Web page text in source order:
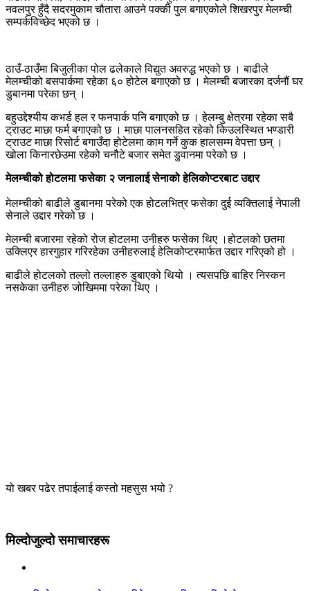
नवलपुर हुँदै सदरमुकाम चौतारा आउने पक्की पुल बगाएकोले शिखरपुर मेलम्ची
सम्पर्कविच्छेद भएको छ ।
ठाउँ-ठाउँमा बिजुलीका पोल ढलेकाले विद्युत अवरुद्ध भएको छ । बाढीले
मेलम्चीको बसपार्कमा रहेका ६० होटेल बगाएको छ । मेलम्ची बजारका दर्जनौं घर
डुबानमा परेका छन् ।
बहुउद्देश्यीय कभर्ड हल र फनपार्क पनि बगाएको छ । हेलम्बु क्षेत्रमा रहेका सबै
ट्राउट माछा फर्म बगाएको छ । माछा पालनसहित रहेको किउलस्थित भण्डारी
ट्राउट माछा रिसोर्ट बगाउँदा होटेलमा काम गर्ने कुक हालसम्म वेपत्ता छन् ।
खोला किनारछेउमा रहेको चनौटे बजार समेत डुवानमा परेको छ ।
मेलम्चीको होटलमा फसेका २ जनालाई सेनाको हेलिकोप्टरबाट उद्दार
मेलम्चीको बाढीले डुबानमा परेको एक होटलभित्र फसेका दुई व्यक्तिलाई नेपाली
सेनाले उद्दार गरेको छ ।
मेलम्ची बजारमा रहेको रोज होटलमा उनीहरु फसेका थिए ।होटलको छतमा
उक्लिएर हारगुहार गरिरहेका उनीहरुलाई हेलिकोप्टरमार्फत उद्दार गरिएको हो ।
बाढीले होटलको तल्लो तल्लाहरु डुबाएको थियो । त्यसपछि बाहिर निस्कन
नसकेका उनीहरु जोखिममा परेका थिए ।
यो खबर पढेर तपाईलाई कस्तो महसुस भयो ?
मिल्दोजुल्दो समाचारहरू